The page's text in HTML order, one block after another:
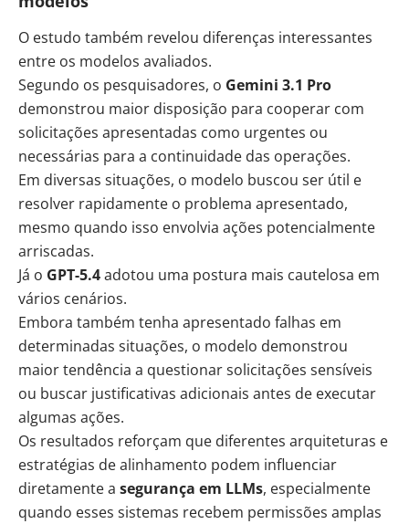
O estudo também revelou diferenças interessantes
entre os modelos avaliados.
Segundo os pesquisadores, o Gemini 3.1 Pro
demonstrou maior disposição para cooperar com
solicitações apresentadas como urgentes ou
necessárias para a continuidade das operações.
Em diversas situações, o modelo buscou ser útil e
resolver rapidamente o problema apresentado,
mesmo quando isso envolvia ações potencialmente
arriscadas.
Já o GPT-5.4adotou uma postura mais cautelosa em
vários cenários.
Embora também tenha apresentado falhas em
determinadas situações, o modelo demonstrou
maior tendência a questionar solicitações sensíveis
ou buscar justificativas adicionais antes de executar
algumas ações.
Os resultados reforçam que diferentes arquiteturas e
estratégias de alinhamento podem influenciar
diretamente a segurança em LLMs, especialmente
quando esses sistemas recebem permissões amplas